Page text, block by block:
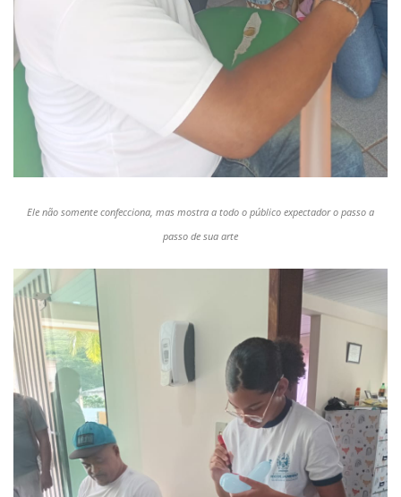
Ele não somente confecciona, mas mostra a todo o público expectador o passo a
passo de sua arte